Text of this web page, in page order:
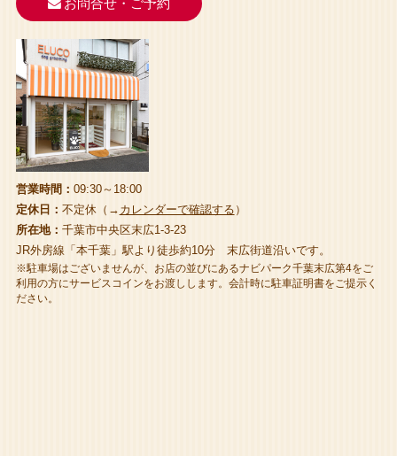
お問合せ・ご予約
営業時間： 09:30～18:00
定休日： 不定休（→ カレンダーで確認する ）
所在地： 千葉市中央区末広1-3-23
JR外房線「本千葉」駅より徒歩約10分 末広街道沿いです。
※駐車場はございませんが、お店の並びにあるナビパーク千葉末広第4をご
利用の方にサービスコインをお渡しします。会計時に駐車証明書をご提示く
ださい。